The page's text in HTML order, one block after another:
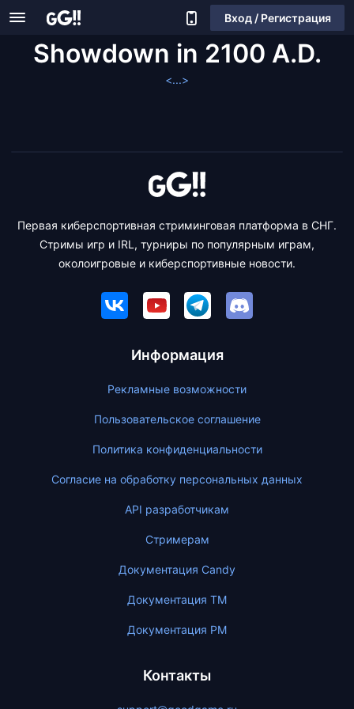
Вход / Регистрация
Showdown in 2100 A.D.
<...>
Первая киберспортивная стриминговая платформа в СНГ.
Стримы игр и IRL, турниры по популярным играм,
околоигровые и киберспортивные новости.
Информация
Рекламные возможности
Пользовательское соглашение
Политика конфиденциальности
Согласие на обработку персональных данных
API разработчикам
Стримерам
Документация Candy
Документация ТМ
Документация PM
Контакты